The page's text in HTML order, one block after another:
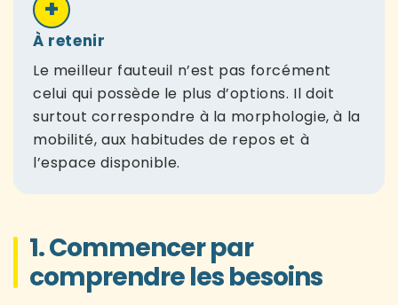
+
À retenir
Le meilleur fauteuil n’est pas forcément
celui qui possède le plus d’options. Il doit
surtout correspondre à la morphologie, à la
mobilité, aux habitudes de repos et à
l’espace disponible.
1. Commencer par
comprendre les besoins